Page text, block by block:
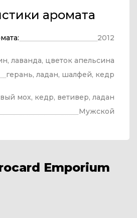
аромата
2012
лаванда, цветок апельсина
герань, ладан, шалфей, кедр
мох, кедр, ветивер, ладан
Мужской
Emporium